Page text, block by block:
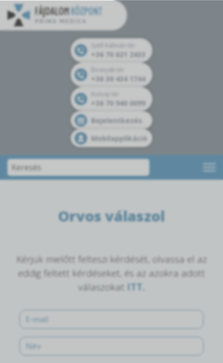
+36 70 621 2433
+36 30 434 1744
+36 70 940 0099
Bejelentkezés
Mobilapplikáció
Orvos válaszol
Kérjük mielőtt felteszi kérdését, olvassa el az
eddig feltett kérdéseket, és az azokra adott
válaszokat ITT.